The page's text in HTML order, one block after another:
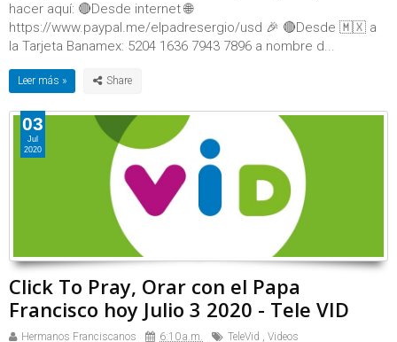
hacer aquí: 🔴Desde internet 🌐
https://www.paypal.me/elpadresergio/usd 🎉 🔴Desde 🇲🇽 a
la Tarjeta Banamex: 5204 1636 7943 7896 a nombre d...
Leer más »
Click To Pray, Orar con el Papa
Francisco hoy Julio 3 2020 - Tele VID
Hermanos Franciscanos 6:10 a.m. TeleVid , Videos
03
Jul
2020